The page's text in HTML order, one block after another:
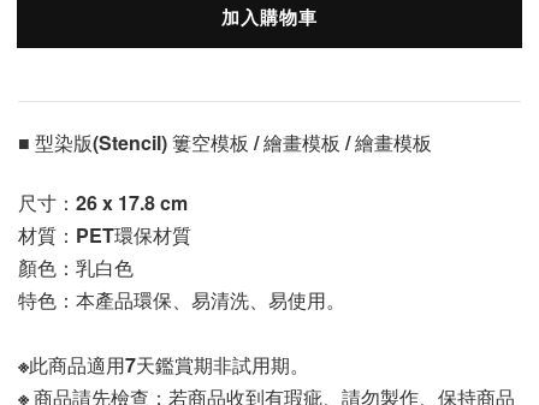
加入購物車
■ 型染版(Stencil) 簍空模板 / 繪畫模板 / 繪畫模板
尺寸： 26 x 17.8 cm
材質：PET環保材質
顏色：乳白色
特色：本產品環保、易清洗、易使用。
※此商品適用7天鑑賞期非試用期。
※ 商品請先檢查；若商品收到有瑕疵、請勿製作、保持商品